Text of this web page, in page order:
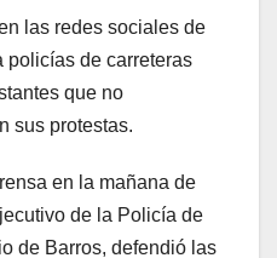
las redes sociales de
policías de carreteras
que no
sus protestas.
en la mañana de
de la Policía de
de Barros, defendió las